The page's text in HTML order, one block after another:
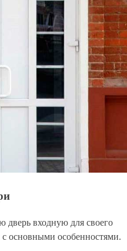
дверь входную для своего
с основными особенностями.